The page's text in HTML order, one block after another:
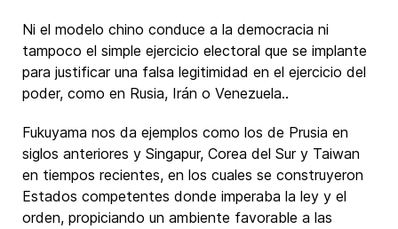
Ni el modelo chino conduce a la democracia ni
tampoco el simple ejercicio electoral que se implante
para justificar una falsa legitimidad en el ejercicio del
poder, como en Rusia, Irán o Venezuela..
Fukuyama nos da ejemplos como los de Prusia en
siglos anteriores y Singapur, Corea del Sur y Taiwan
en tiempos recientes, en los cuales se construyeron
Estados competentes donde imperaba la ley y el
orden, propiciando un ambiente favorable a las